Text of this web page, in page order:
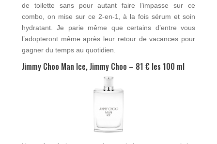
de toilette sans pour autant faire l’impasse sur ce
combo, on mise sur ce 2-en-1, à la fois sérum et soin
hydratant. Je parie même que certains d’entre vous
l’adopteront même après leur retour de vacances pour
gagner du temps au quotidien.
Jimmy Choo Man Ice, Jimmy Choo – 81 € les 100 ml